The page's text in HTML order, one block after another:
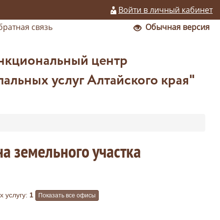
Войти в личный кабинет
связь
Обычная версия
центр
услуг Алтайского края"
земельного участка
услугу: 1 Показать все офисы